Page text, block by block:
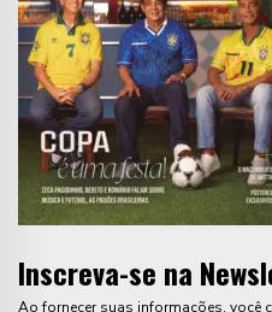
Inscreva-se na
Ao fornecer suas informações, você